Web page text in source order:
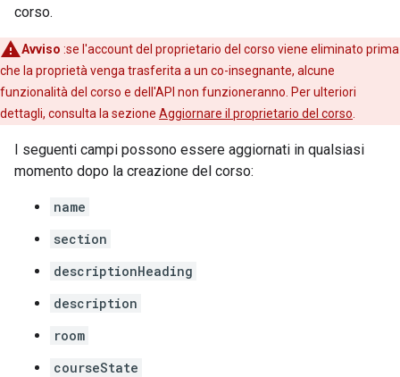
corso.
Avviso :se l'account del proprietario del corso viene eliminato prima
che la proprietà venga trasferita a un co-insegnante, alcune
funzionalità del corso e dell'API non funzioneranno. Per ulteriori
dettagli, consulta la sezione Aggiornare il proprietario del corso
I seguenti campi possono essere aggiornati in qualsiasi
momento dopo la creazione del corso:
name
section
descriptionHeading
description
room
courseState